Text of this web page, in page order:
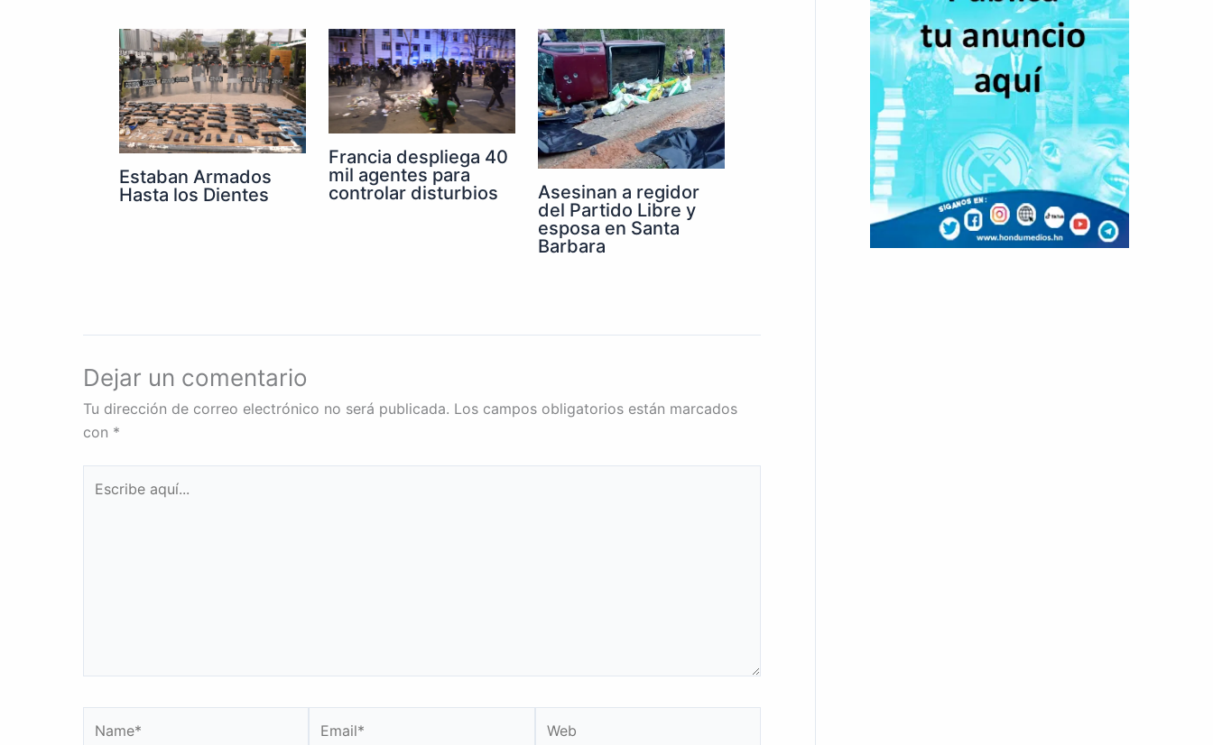
Estaban Armados
Hasta los Dientes
Francia despliega 40
mil agentes para
controlar disturbios
Asesinan a regidor
del Partido Libre y
esposa en Santa
Barbara
Dejar un comentario
Tu dirección de correo electrónico no será publicada. Los campos obligatorios están marcados
con *
aquí...